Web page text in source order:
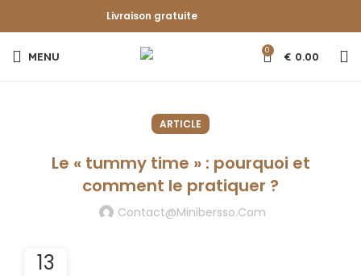
Livraison gratuite
MENU 0 € 0.00
ARTICLE
Le « tummy time » : pourquoi et
comment le pratiquer ?
Contact@minibersso.com
13